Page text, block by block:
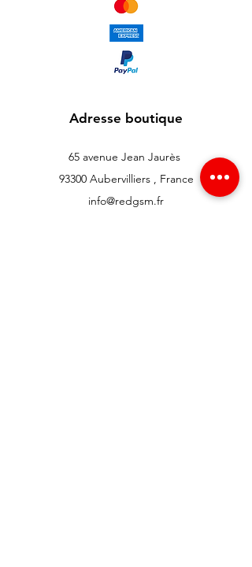
Adresse boutique
65 avenue Jean Jaurès
93300 Aubervilliers , France
info@redgsm.fr